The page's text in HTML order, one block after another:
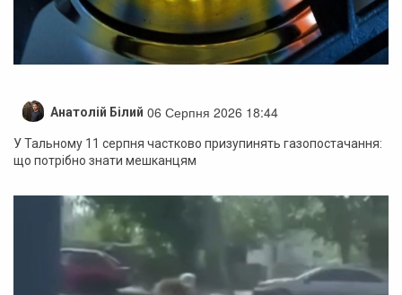
Анатолій Білий 06 Серпня 2026 18:44
У Тальному 11 серпня частково призупинять газопостачання:
що потрібно знати мешканцям